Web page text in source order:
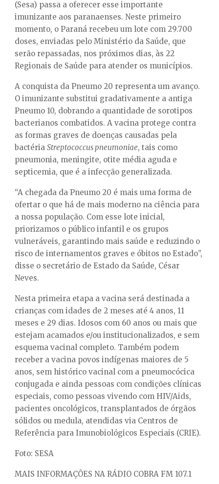
(Sesa) passa a oferecer esse importante
imunizante aos paranaenses. Neste primeiro
momento, o Paraná recebeu um lote com 29.700
doses, enviadas pelo Ministério da Saúde, que
serão repassadas, nos próximos dias, às 22
Regionais de Saúde para atender os municípios.
A conquista da Pneumo 20 representa um avanço.
O imunizante substitui gradativamente a antiga
Pneumo 10, dobrando a quantidade de sorotipos
bacterianos combatidos. A vacina protege contra
as formas graves de doenças causadas pela
bactéria Streptococcus pneumoniae, tais como
pneumonia, meningite, otite média aguda e
septicemia, que é a infecção generalizada.
“A chegada da Pneumo 20 é mais uma forma de
ofertar o que há de mais moderno na ciência para
a nossa população. Com esse lote inicial,
priorizamos o público infantil e os grupos
vulneráveis, garantindo mais saúde e reduzindo o
risco de internamentos graves e óbitos no Estado”,
disse o secretário de Estado da Saúde, César
Neves.
Nesta primeira etapa a vacina será destinada a
crianças com idades de 2 meses até 4 anos, 11
meses e 29 dias. Idosos com 60 anos ou mais que
estejam acamados e/ou institucionalizados, e sem
esquema vacinal completo. Também podem
receber a vacina povos indígenas maiores de 5
anos, sem histórico vacinal com a pneumocócica
conjugada e ainda pessoas com condições clínicas
especiais, como pessoas vivendo com HIV/Aids,
pacientes oncológicos, transplantados de órgãos
sólidos ou medula, atendidas via Centros de
Referência para Imunobiológicos Especiais (CRIE).
Foto: SESA
MAIS INFORMAÇÕES NA RÁDIO COBRA FM 107.1